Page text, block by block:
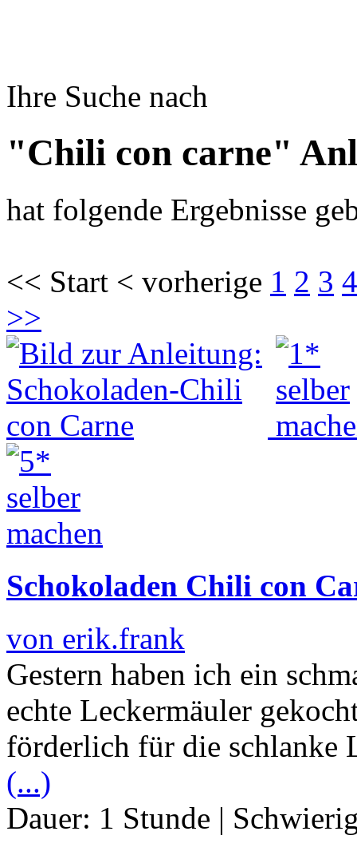
Ihre Suche nach
"Chili con carne"
hat folgende Ergebnisse
<< Start < vorherige 1 2 3 4
>>
Schokoladen Chili con
von erik.frank
Gestern haben ich ein
echte Leckermäuler
förderlich für die schlanke
(...)
Dauer: 1 Stunde |